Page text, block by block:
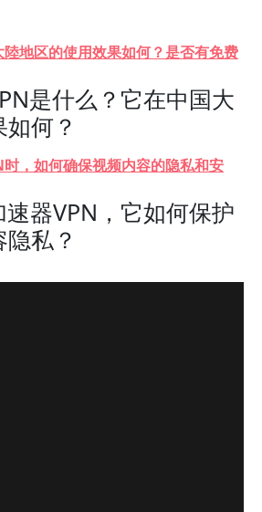
地区的使用效果如何？是否有免费
是什么？它在中国大
何？
，如何确保视频内容的隐私和安
器VPN，它如何保护
私？